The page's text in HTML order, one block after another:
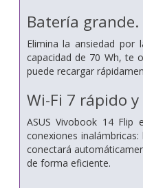
Batería
Elimina la ansiedad por
capacidad de 70 Wh, te
puede recargar
Wi-Fi 7 rápido
ASUS Vivobook 14
conexiones
conectará
de forma eficiente.